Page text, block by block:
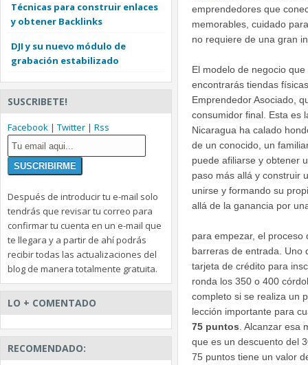
emprendedores que
memorables, cuidado
no requiere de una gran
El modelo de negocio
encontrarás tiendas
Emprendedor Asociado,
consumidor final. Esta es
Nicaragua ha calado
de un conocido, un
puede afiliarse y obtener
paso más allá y construir
unirse y formando su
allá de la ganancia por
para empezar, el
barreras de entrada. Uno
tarjeta de crédito para
ronda los 350 o 400
completo si se realiza un
lección importante para
75 puntos . Alcanzar
que es un descuento del
75 puntos tiene un valor
Técnicas para construir enlaces
y obtener Backlinks
DJI y su nuevo módulo de
grabación estabilizado
SUSCRIBETE!
Facebook | Twitter | Rss
Después de introducir tu e-mail solo
tendrás que revisar tu correo para
confirmar tu cuenta en un e-mail que
te llegara y a partir de ahí podrás
recibir todas las actualizaciones del
blog de manera totalmente gratuita.
LO + COMENTADO
RECOMENDADO: